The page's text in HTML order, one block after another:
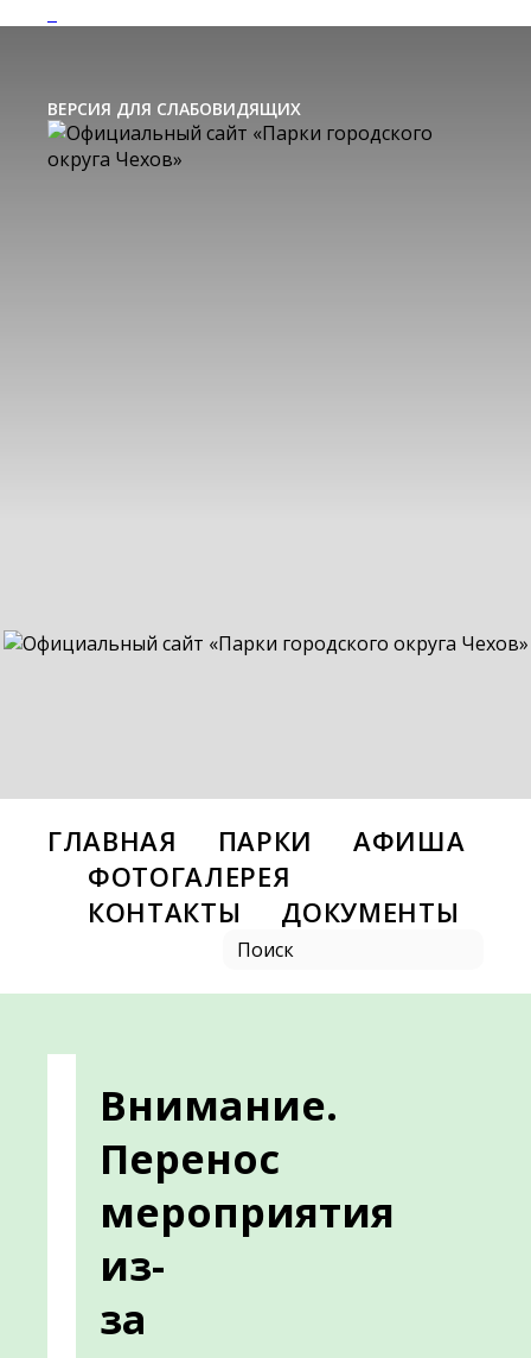
ВЕРСИЯ ДЛЯ СЛАБОВИДЯЩИХ
ГЛАВНАЯ ПАРКИ
АФИША
ФОТОГАЛЕРЕЯ
КОНТАКТЫ
ДОКУМЕНТЫ
Внимание.
Перенос
мероприятия
из-
за